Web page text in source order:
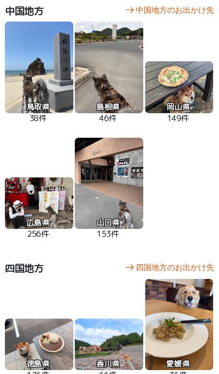
中国地方 中国地方のお出かけ先
鳥取県
38件
島根県
46件
岡山県
149件
広島県
256件
山口県
153件
四国地方 四国地方のお出かけ先
徳島県
香川県
愛媛県